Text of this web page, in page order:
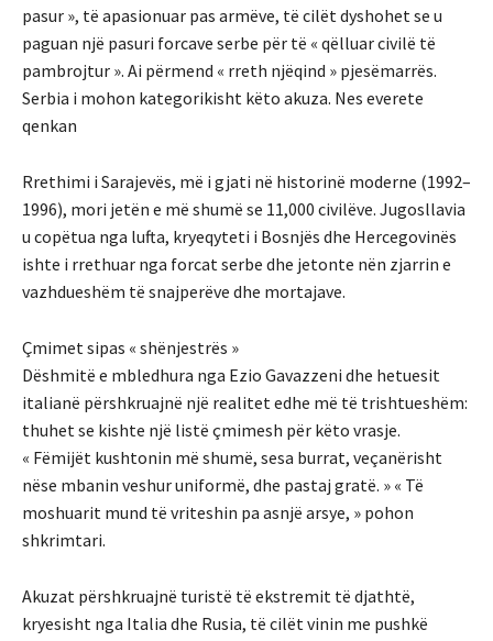
pasur », të apasionuar pas armëve, të cilët dyshohet se u
paguan një pasuri forcave serbe për të « qëlluar civilë të
pambrojtur ». Ai përmend « rreth njëqind » pjesëmarrës.
Serbia i mohon kategorikisht këto akuza. Nes everete
qenkan
Rrethimi i Sarajevës, më i gjati në historinë moderne (1992–
1996), mori jetën e më shumë se 11,000 civilëve. Jugosllavia
u copëtua nga lufta, kryeqyteti i Bosnjës dhe Hercegovinës
ishte i rrethuar nga forcat serbe dhe jetonte nën zjarrin e
vazhdueshëm të snajperëve dhe mortajave.
Çmimet sipas « shënjestrës »
Dëshmitë e mbledhura nga Ezio Gavazzeni dhe hetuesit
italianë përshkruajnë një realitet edhe më të trishtueshëm:
thuhet se kishte një listë çmimesh për këto vrasje.
« Fëmijët kushtonin më shumë, sesa burrat, veçanërisht
nëse mbanin veshur uniformë, dhe pastaj gratë. » « Të
moshuarit mund të vriteshin pa asnjë arsye, » pohon
shkrimtari.
Akuzat përshkruajnë turistë të ekstremit të djathtë,
kryesisht nga Italia dhe Rusia, të cilët vinin me pushkë